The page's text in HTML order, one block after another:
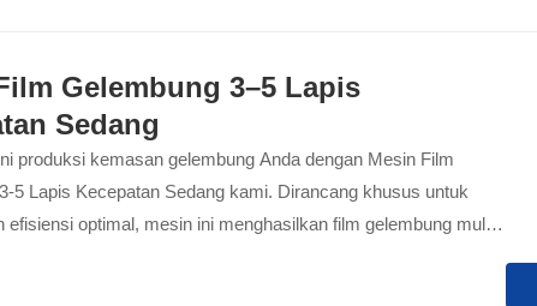
sel vakum instan pada kondisi operasi ekstrem, sistem ini
lembaran gelembung tahan tusukan, berpenghalang tinggi
per gulungan yang sangat rendah, memastikan pengembalian
cepat dan hasil yang sangat skalabel.
Gelembung 3–5 Lapis
Sedang
produksi kemasan gelembung Anda dengan Mesin Film
5 Lapis Kecepatan Sedang kami. Dirancang khusus untuk
efisiensi optimal, mesin ini menghasilkan film gelembung multi-